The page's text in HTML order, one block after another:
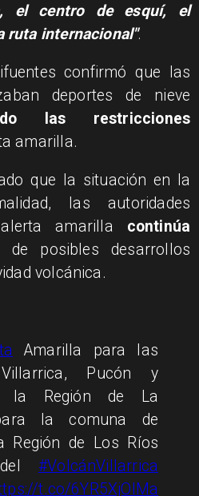
el centro de esquí, el
ruta internacional".
confirmó que las
deportes de nieve
las restricciones
amarilla.
que la situación en la
las autoridades
amarilla continúa
posibles desarrollos
volcánica.
Amarilla para las
Pucón y
la Región de La
la comuna de
Región de Los Ríos
#VolcánVillarrica
t.co/6YR5XjOIMa